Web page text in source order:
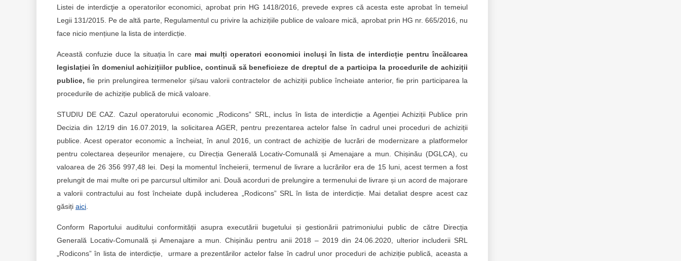
Listei de interdicţie a operatorilor economici, aprobat prin HG 1418/2016, prevede expres că acesta este aprobat în temeiul
Legii 131/2015. Pe de altă parte, Regulamentul cu privire la achizițiile publice de valoare mică, aprobat prin HG nr. 665/2016, nu
face nicio mențiune la lista de interdicție.
Această confuzie duce la situația în care mai mulți operatori economici incluși în lista de interdicție pentru încălcarea
legislației în domeniul achizițiilor publice, continuă să beneficieze de dreptul de a participa la procedurile de achiziții
publice, fie prin prelungirea termenelor și/sau valorii contractelor de achiziții publice încheiate anterior, fie prin participarea la
procedurile de achiziție publică de mică valoare.
STUDIU DE CAZ. Cazul operatorului economic „Rodicons” SRL, inclus în lista de interdicție a Agenției Achiziții Publice prin
Decizia din 12/19 din 16.07.2019, la solicitarea AGER, pentru prezentarea actelor false în cadrul unei proceduri de achiziții
publice. Acest operator economic a încheiat, în anul 2016, un contract de achiziție de lucrări de modernizare a platformelor
pentru colectarea deșeurilor menajere, cu Direcția Generală Locativ-Comunală și Amenajare a mun. Chișinău (DGLCA), cu
valoarea de 26 356 997,48 lei. Deși la momentul încheierii, termenul de livrare a lucrărilor era de 15 luni, acest termen a fost
prelungit de mai multe ori pe parcursul ultimilor ani. Două acorduri de prelungire a termenului de livrare și un acord de majorare
a valorii contractului au fost încheiate după includerea „Rodicons” SRL în lista de interdicție. Mai detaliat despre acest caz
găsiți aici
Conform Raportului auditului conformității asupra executării bugetului și gestionării patrimoniului public de către Direcția
Generală Locativ-Comunală și Amenajare a mun. Chișinău pentru anii 2018 – 2019 din 24.06.2020, ulterior includerii SRL
„Rodicons” în lista de interdicție, urmare a prezentărilor actelor false în cadrul unor proceduri de achiziție publică, aceasta a